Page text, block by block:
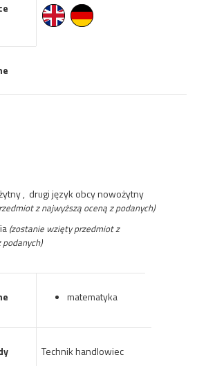
, drugi język obcy nowożytny
z najwyższą oceną z podanych)
(zostanie wzięty przedmiot z
matematyka
Technik handlowiec